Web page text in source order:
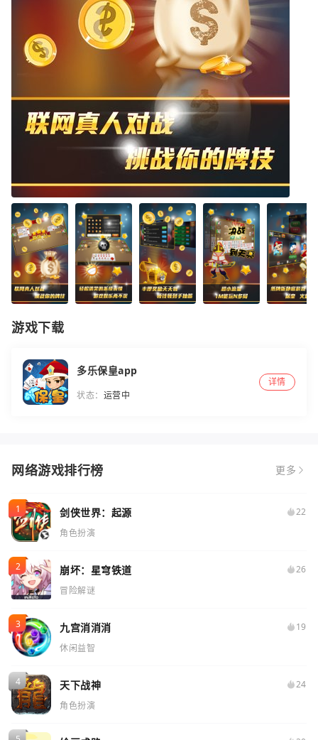
游戏下载
多乐保皇app
状态： 运营中
详情
网络游戏排行榜 更多
剑侠世界：起源
22
角色扮演
崩坏：星穹铁道
26
冒险解谜
九宫消消消
19
休闲益智
天下战神
24
角色扮演